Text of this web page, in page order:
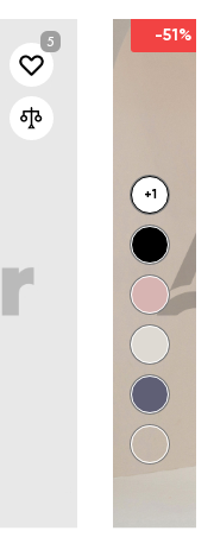
-51%
+1